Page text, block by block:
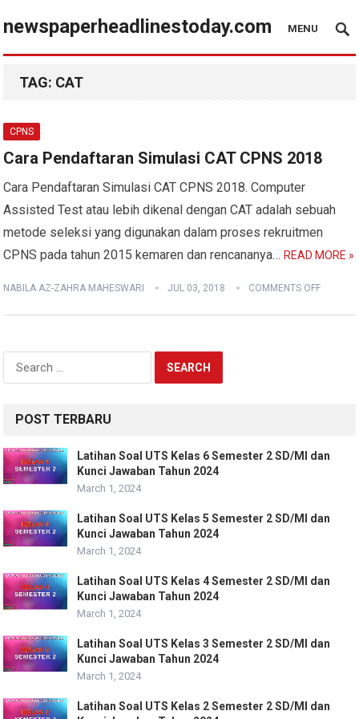
newspaperheadlinestoday.com MENU
TAG: CAT
CPNS
Cara Pendaftaran Simulasi CAT CPNS 2018
Cara Pendaftaran Simulasi CAT CPNS 2018. Computer
Assisted Test atau lebih dikenal dengan CAT adalah sebuah
metode seleksi yang digunakan dalam proses rekruitmen
CPNS pada tahun 2015 kemaren dan rencananya…READ MORE »
NABILA AZ-ZAHRA MAHESWARI JUL 03, 2018 COMMENTS OFF
Search
for:
POST TERBARU
Latihan Soal UTS Kelas 6 Semester 2 SD/MI dan
Kunci Jawaban Tahun 2024
March 1, 2024
Latihan Soal UTS Kelas 5 Semester 2 SD/MI dan
Kunci Jawaban Tahun 2024
March 1, 2024
Latihan Soal UTS Kelas 4 Semester 2 SD/MI dan
Kunci Jawaban Tahun 2024
March 1, 2024
Latihan Soal UTS Kelas 3 Semester 2 SD/MI dan
Kunci Jawaban Tahun 2024
March 1, 2024
Latihan Soal UTS Kelas 2 Semester 2 SD/MI dan